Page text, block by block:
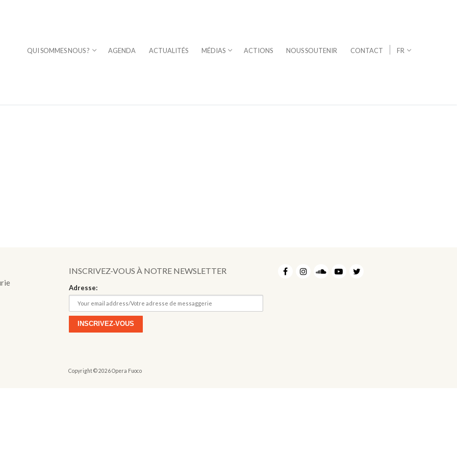
QUI SOMMES NOUS ? AGENDA ACTUALITÉS MÉDIAS ACTIONS NOUS SOUTENIR CONTACT FR
STERN
Fuoco
INSCRIVEZ-VOUS À NOTRE NEWSLETTER
Adresse:
Copyright © 2026 Opera Fuoco